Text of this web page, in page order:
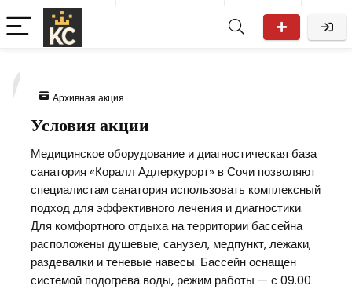
Архивная акция
Условия акции
Медицинское оборудование и диагностическая база
санатория «Коралл Адлеркурорт» в Сочи позволяют
специалистам санатория использовать комплексный
подход для эффективного лечения и диагностики.
Для комфортного отдыха на территории бассейна
расположены душевые, санузел, медпункт, лежаки,
раздевалки и теневые навесы. Бассейн оснащен
системой подогрева воды, режим работы — с 09.00